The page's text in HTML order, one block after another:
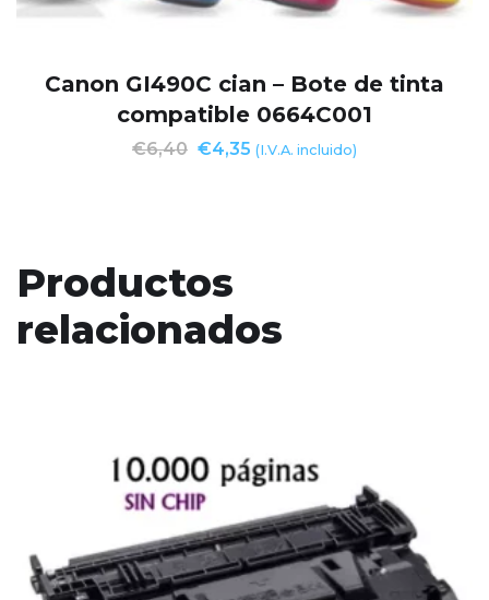
Canon GI490C cian – Bote de tinta
compatible 0664C001
€6,40 €4,35 (I.V.A. incluido)
Productos
relacionados